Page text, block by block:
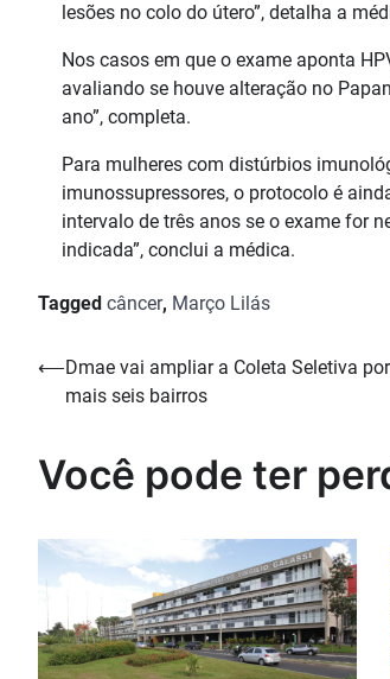
lesões no colo do útero”, detalha a
Nos casos em que o exame aponta
avaliando se houve alteração no
ano”, completa.
Para mulheres com distúrbios
imunossupressores, o protocolo é
intervalo de três anos se o exame for
indicada”, conclui a médica.
Tagged câncer, Março Lilás
Navegação
⟵Dmae vai ampliar a Coleta Seletiva
mais seis bairros
Você pode ter